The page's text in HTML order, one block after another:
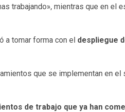
trabajando», mientras que en el
a tomar forma con el despliegue
que se implementan en
de trabajo que ya han